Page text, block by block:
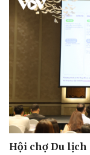
Hội chợ Du lịch